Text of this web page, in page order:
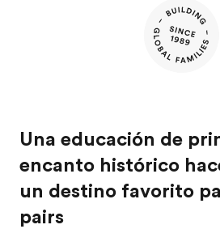
Una educación de
encanto histórico
un destino favorito
pairs